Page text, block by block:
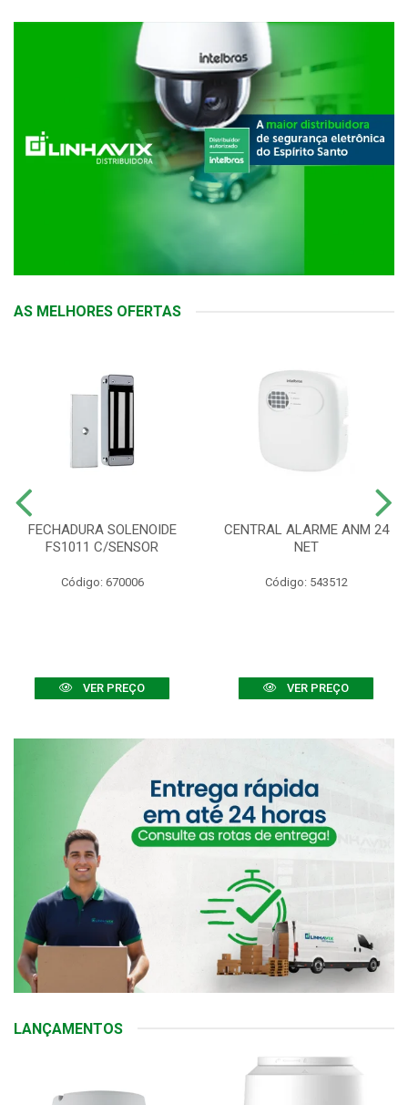
AS MELHORES OFERTAS
FECHADURA SOLENOIDE
FS1011 C/SENSOR
Código: 670006
VER PREÇO
CENTRAL ALARME ANM 24
NET
Código: 543512
VER PREÇO
LANÇAMENTOS